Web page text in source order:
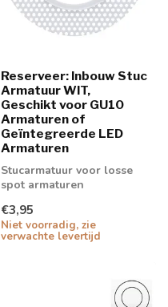
Reserveer: Inbouw Stuc
Armatuur WIT,
Geschikt voor GU10
Armaturen of
Geïntegreerde LED
Armaturen
Stucarmatuur voor losse
spot armaturen
€3,95
Niet voorradig, zie
verwachte levertijd